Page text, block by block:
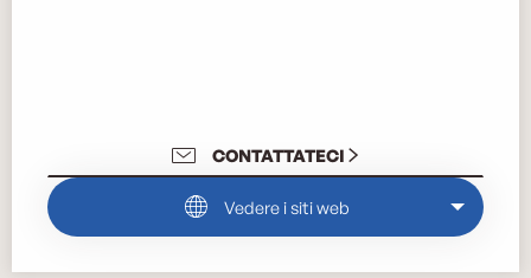
CONTATTATECI
Vedere i siti web